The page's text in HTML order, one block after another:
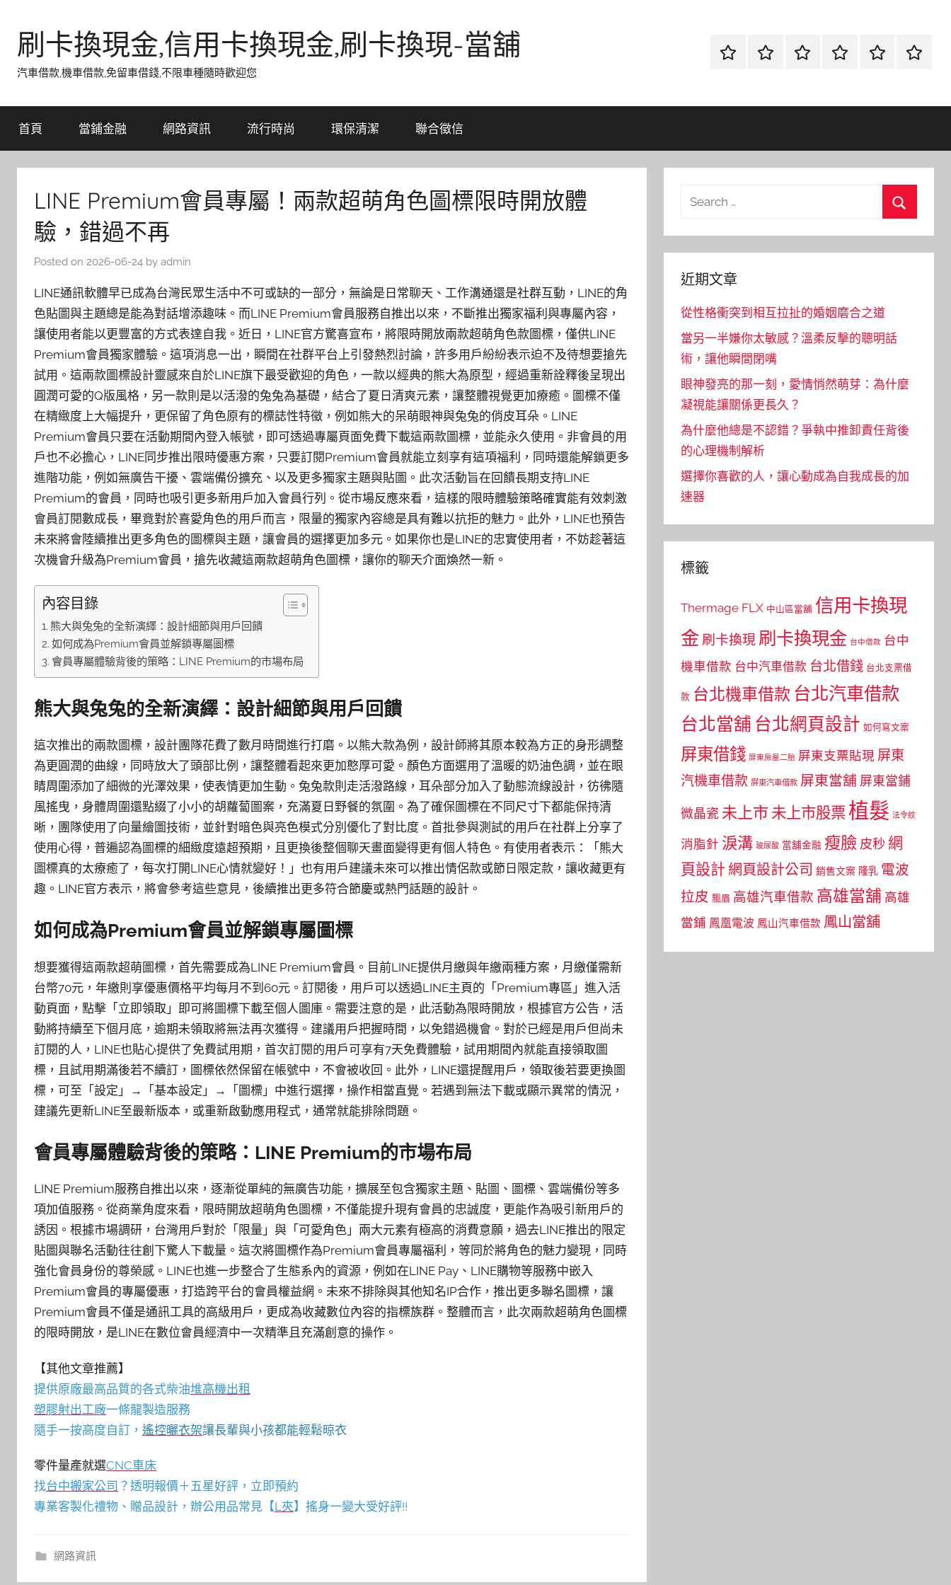
content刷卡換現金,信用卡換現金,刷卡換現-當舖
汽車借款,機車借款,免留車借錢,不限車種隨時歡迎您
首
當
網
流
環
聯
首頁 當鋪金融 網路資訊 流行時尚 環保清潔 聯合徵信
LINE Premium會員專屬！兩款超萌角色圖標限時開放體
驗，錯過不再
Posted on 2026-06-24 by admin
LINE通訊軟體早已成為台灣民眾生活中不可或缺的一部分，無論是日常聊天、工作溝通還是社群互動，LINE的角
色貼圖與主題總是能為對話增添趣味。而LINE Premium會員服務自推出以來，不斷推出獨家福利與專屬內容，
讓使用者能以更豐富的方式表達自我。近日，LINE官方驚喜宣布，將限時開放兩款超萌角色款圖標，僅供LINE
Premium會員獨家體驗。這項消息一出，瞬間在社群平台上引發熱烈討論，許多用戶紛紛表示迫不及待想要搶先
試用。這兩款圖標設計靈感來自於LINE旗下最受歡迎的角色，一款以經典的熊大為原型，經過重新詮釋後呈現出
圓潤可愛的Q版風格，另一款則是以活潑的兔兔為基礎，結合了夏日清爽元素，讓整體視覺更加療癒。圖標不僅
在精緻度上大幅提升，更保留了角色原有的標誌性特徵，例如熊大的呆萌眼神與兔兔的俏皮耳朵。LINE
Premium會員只要在活動期間內登入帳號，即可透過專屬頁面免費下載這兩款圖標，並能永久使用。非會員的用
戶也不必擔心，LINE同步推出限時優惠方案，只要訂閱Premium會員就能立刻享有這項福利，同時還能解鎖更多
進階功能，例如無廣告干擾、雲端備份擴充、以及更多獨家主題與貼圖。此次活動旨在回饋長期支持LINE
Premium的會員，同時也吸引更多新用戶加入會員行列。從市場反應來看，這樣的限時體驗策略確實能有效刺激
會員訂閱數成長，畢竟對於喜愛角色的用戶而言，限量的獨家內容總是具有難以抗拒的魅力。此外，LINE也預告
未來將會陸續推出更多角色的圖標與主題，讓會員的選擇更加多元。如果你也是LINE的忠實使用者，不妨趁著這
次機會升級為Premium會員，搶先收藏這兩款超萌角色圖標，讓你的聊天介面煥然一新。
內容目錄
熊大與兔兔的全新演繹：設計細節與用戶回饋
如何成為Premium會員並解鎖專屬圖標
會員專屬體驗背後的策略：LINE Premium的市場布局
熊大與兔兔的全新演繹：設計細節與用戶回饋
這次推出的兩款圖標，設計團隊花費了數月時間進行打磨。以熊大款為例，設計師將其原本較為方正的身形調整
為更圓潤的曲線，同時放大了頭部比例，讓整體看起來更加憨厚可愛。顏色方面選用了溫暖的奶油色調，並在眼
睛周圍添加了細微的光澤效果，使表情更加生動。兔兔款則走活潑路線，耳朵部分加入了動態流線設計，彷彿隨
風搖曳，身體周圍還點綴了小小的胡蘿蔔圖案，充滿夏日野餐的氛圍。為了確保圖標在不同尺寸下都能保持清
晰，團隊使用了向量繪圖技術，並針對暗色與亮色模式分別優化了對比度。首批參與測試的用戶在社群上分享了
使用心得，普遍認為圖標的細緻度遠超預期，且更換後整個聊天畫面變得更有個人特色。有使用者表示：「熊大
圖標真的太療癒了，每次打開LINE心情就變好！」也有用戶建議未來可以推出情侶款或節日限定款，讓收藏更有
趣。LINE官方表示，將會參考這些意見，後續推出更多符合節慶或熱門話題的設計。
如何成為Premium會員並解鎖專屬圖標
想要獲得這兩款超萌圖標，首先需要成為LINE Premium會員。目前LINE提供月繳與年繳兩種方案，月繳僅需新
台幣70元，年繳則享優惠價格平均每月不到60元。訂閱後，用戶可以透過LINE主頁的「Premium專區」進入活
動頁面，點擊「立即領取」即可將圖標下載至個人圖庫。需要注意的是，此活動為限時開放，根據官方公告，活
動將持續至下個月底，逾期未領取將無法再次獲得。建議用戶把握時間，以免錯過機會。對於已經是用戶但尚未
訂閱的人，LINE也貼心提供了免費試用期，首次訂閱的用戶可享有7天免費體驗，試用期間內就能直接領取圖
標，且試用期滿後若不續訂，圖標依然保留在帳號中，不會被收回。此外，LINE還提醒用戶，領取後若要更換圖
標，可至「設定」→「基本設定」→「圖標」中進行選擇，操作相當直覺。若遇到無法下載或顯示異常的情況，
建議先更新LINE至最新版本，或重新啟動應用程式，通常就能排除問題。
會員專屬體驗背後的策略：LINE Premium的市場布局
LINE Premium服務自推出以來，逐漸從單純的無廣告功能，擴展至包含獨家主題、貼圖、圖標、雲端備份等多
項加值服務。從商業角度來看，限時開放超萌角色圖標，不僅能提升現有會員的忠誠度，更能作為吸引新用戶的
誘因。根據市場調研，台灣用戶對於「限量」與「可愛角色」兩大元素有極高的消費意願，過去LINE推出的限定
貼圖與聯名活動往往創下驚人下載量。這次將圖標作為Premium會員專屬福利，等同於將角色的魅力變現，同時
強化會員身份的尊榮感。LINE也進一步整合了生態系內的資源，例如在LINE Pay、LINE購物等服務中嵌入
Premium會員的專屬優惠，打造跨平台的會員權益網。未來不排除與其他知名IP合作，推出更多聯名圖標，讓
Premium會員不僅是通訊工具的高級用戶，更成為收藏數位內容的指標族群。整體而言，此次兩款超萌角色圖標
的限時開放，是LINE在數位會員經濟中一次精準且充滿創意的操作。
【其他文章推薦】
提供原廠最高品質的各式柴油堆高機出租
塑膠射出工廠一條龍製造服務
隨手一按高度自訂， 遙控曬衣架讓長輩與小孩都能輕鬆晾衣
零件量產就選CNC車床
找台中搬家公司 ？透明報價＋五星好評，立即預約
專業客製化禮物、贈品設計，辦公用品常見【L夾】搖身一變大受好評!!
網路資訊
Search
近期文章
從性格衝突到相互拉扯的婚姻磨合之道
當另一半嫌你太敏感？溫柔反擊的聰明話
術，讓他瞬間閉嘴
眼神發亮的那一刻，愛情悄然萌芽：為什麼
凝視能讓關係更長久？
為什麼他總是不認錯？爭執中推卸責任背後
的心理機制解析
選擇你喜歡的人，讓心動成為自我成長的加
速器
標籤
Thermage FLX 中山區當舖 信用卡換現
金 刷卡換現 刷卡換現金 台中借款 台中
機車借款 台中汽車借款 台北借錢 台北支票借
款 台北機車借款 台北汽車借款
台北當舖 台北網頁設計 如何寫文案
屏東借錢 屏東房屋二胎 屏東支票貼現 屏東
汽機車借款 屏東汽車借款 屏東當舖 屏東當鋪
微晶瓷 未上市 未上市股票植髮 法令紋
消脂針 淚溝 玻尿酸 當舖金融 瘦臉 皮秒 網
頁設計 網頁設計公司 銷售文案 隆乳 電波
拉皮 飄眉 高雄汽車借款 高雄當舖 高雄
當鋪 鳳凰電波 鳳山汽車借款 鳳山當舖